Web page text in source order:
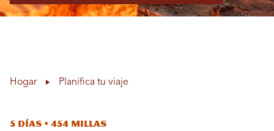
Hogar Planifica tu viaje
5 días • 454 millas